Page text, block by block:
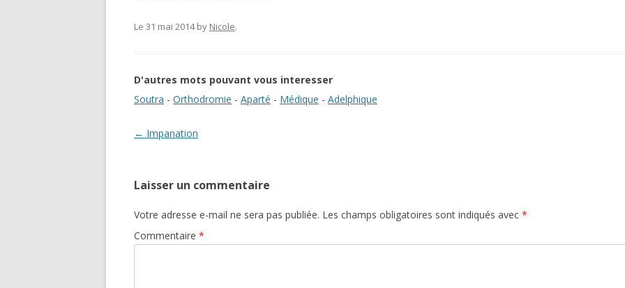
Le 31 mai 2014by Nicole.
D'autres mots pouvant vous interesser
Soutra - Orthodromie - Aparté - Médique - Adelphique
Navigation des articles
← Impanation
Laisser un commentaire
Votre adresse e-mail ne sera pas publiée. Les champs obligatoires sont indiqués avec *
Commentaire *